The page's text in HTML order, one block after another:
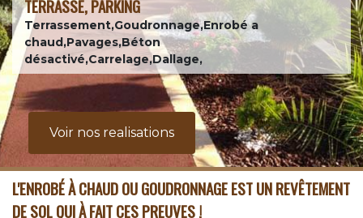
TERRASSE, PARKING
Terrassement,Goudronnage,Enrobé a
chaud,Pavages,Béton
désactivé,Carrelage,Dallage,
Voir nos realisations
L'ENROBÉ À CHAUD OU GOUDRONNAGE EST UN REVÊTEMENT
DE SOL QUI À FAIT CES PREUVES !